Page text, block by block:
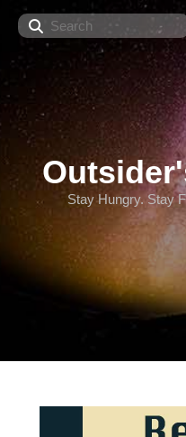
Stay Hungry. Stay